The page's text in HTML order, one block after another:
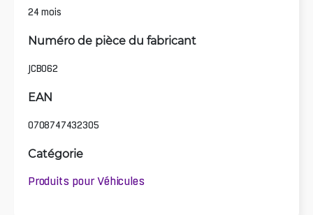
24 mois
Numéro de pièce du fabricant
JCB062
EAN
0708747432305
Catégorie
Produits pour Véhicules